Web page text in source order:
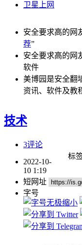
卫星上网
安全要求高的网
荐”
安全要求高的网
软件
美博园是安全翻
资讯、软件及教
技术
3评论
标
2022-10-
10 1:19
短网址
字号